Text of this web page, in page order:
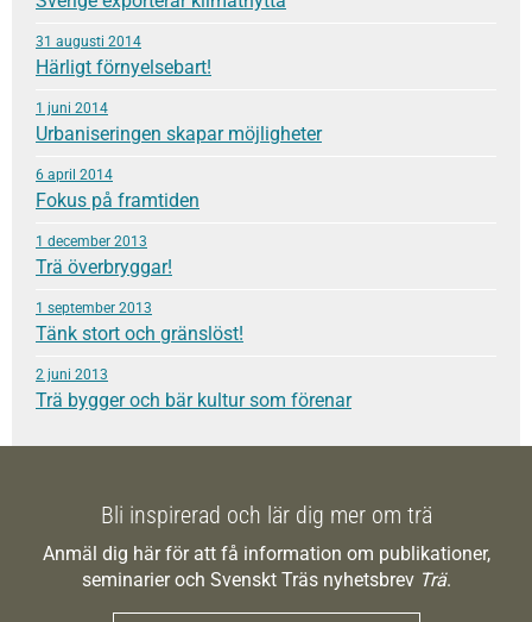
31 augusti 2014
Härligt förnyelsebart!
1 juni 2014
Urbaniseringen skapar möjligheter
6 april 2014
Fokus på framtiden
1 december 2013
Trä överbryggar!
1 september 2013
Tänk stort och gränslöst!
2 juni 2013
Trä bygger och bär kultur som förenar
Bli inspirerad och lär dig mer om trä
Anmäl dig här för att få information om publikationer,
seminarier och Svenskt Träs nyhetsbrev Trä.